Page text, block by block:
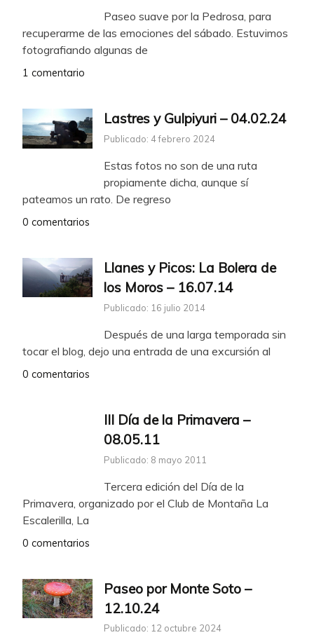
Paseo suave por la Pedrosa, para
recuperarme de las emociones del sábado. Estuvimos
fotografiando algunas de
1 comentario
Lastres y Gulpiyuri – 04.02.24
Publicado: 4 febrero 2024
Estas fotos no son de una ruta
propiamente dicha, aunque sí
pateamos un rato. De regreso
0 comentarios
Llanes y Picos: La Bolera de
los Moros – 16.07.14
Publicado: 16 julio 2014
Después de una larga temporada sin
tocar el blog, dejo una entrada de una excursión al
0 comentarios
III Día de la Primavera –
08.05.11
Publicado: 8 mayo 2011
Tercera edición del Día de la
Primavera, organizado por el Club de Montaña La
Escalerilla, La
0 comentarios
Paseo por Monte Soto –
12.10.24
Publicado: 12 octubre 2024